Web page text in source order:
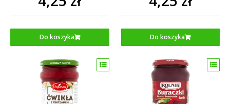
Do koszyka Do koszyka